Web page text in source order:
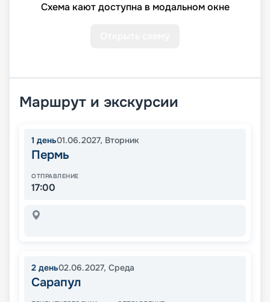
Схема кают доступна в модальном окне
Маршрут и экскурсии
1 день01.06.2027, Вторник
Пермь
ОТПРАВЛЕНИЕ
17:00
2 день02.06.2027, Среда
Сарапул